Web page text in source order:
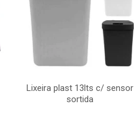
Lixeira plast 13lts c/ sensor
sortida